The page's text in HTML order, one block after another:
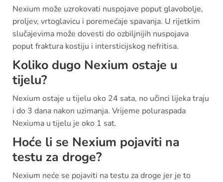
Nexium može uzrokovati nuspojave poput glavobolje,
proljev, vrtoglavicu i poremećaje spavanja. U rijetkim
slučajevima može dovesti do ozbiljnijih nuspojava
poput fraktura kostiju i intersticijskog nefritisa.
Koliko dugo Nexium ostaje u
tijelu?
Nexium ostaje u tijelu oko 24 sata, no učinci lijeka traju
i do 3 dana nakon uzimanja. Vrijeme poluraspada
Nexiuma u tijelu je oko 1 sat.
Hoće li se Nexium pojaviti na
testu za droge?
Nexium neće se pojaviti na testu za droge jer je to